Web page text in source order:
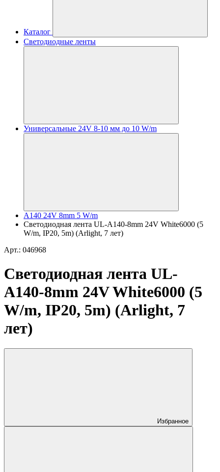
Каталог
Светодиодные ленты
Универсальные 24V 8-10 мм до 10 W/m
A140 24V 8mm 5 W/m
Светодиодная лента UL-A140-8mm 24V White6000 (5
W/m, IP20, 5m) (Arlight, 7 лет)
Арт.: 046968
Светодиодная лента UL-
A140-8mm 24V White6000 (5
W/m, IP20, 5m) (Arlight, 7
лет)
Избранное